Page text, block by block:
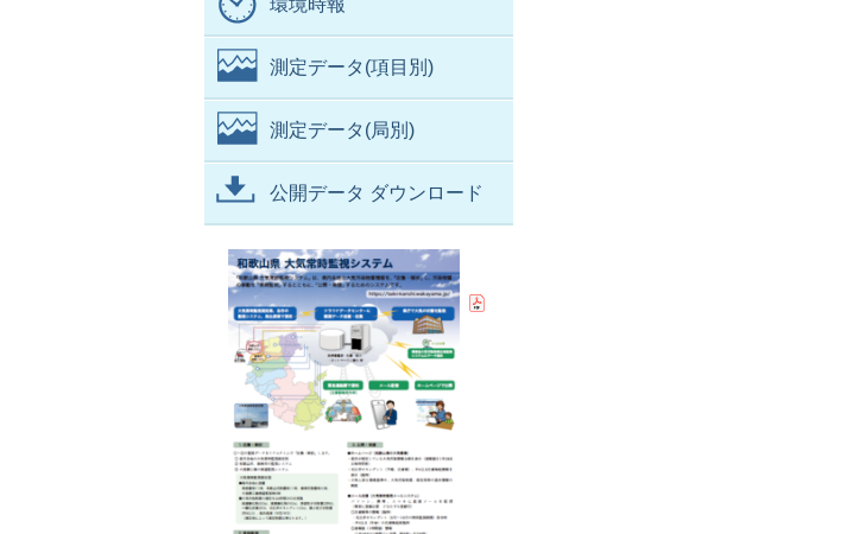
測定データ(項目別)
測定データ(局別)
公開データ ダウンロード